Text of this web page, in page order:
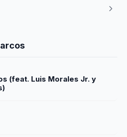
(feat. Luis Morales Jr. y